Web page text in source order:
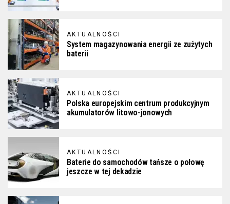
AKTUALNOŚCI
System magazynowania energii ze zużytych
baterii
AKTUALNOŚCI
Polska europejskim centrum produkcyjnym
akumulatorów litowo-jonowych
AKTUALNOŚCI
Baterie do samochodów tańsze o połowę
jeszcze w tej dekadzie